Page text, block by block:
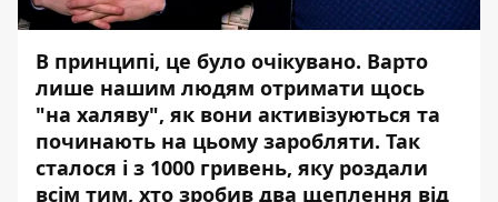
В принципі, це було очікувано. Варто
лише нашим людям отримати щось
"на халяву", як вони активізуються та
починають на цьому заробляти. Так
сталося і з 1000 гривень, яку роздали
всім тим, хто зробив два щеплення від